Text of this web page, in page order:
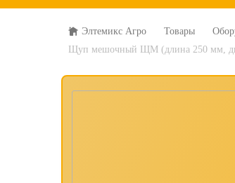
Элтемикс Агро Товары
Щуп мешочный ЩМ (длина 250 мм,